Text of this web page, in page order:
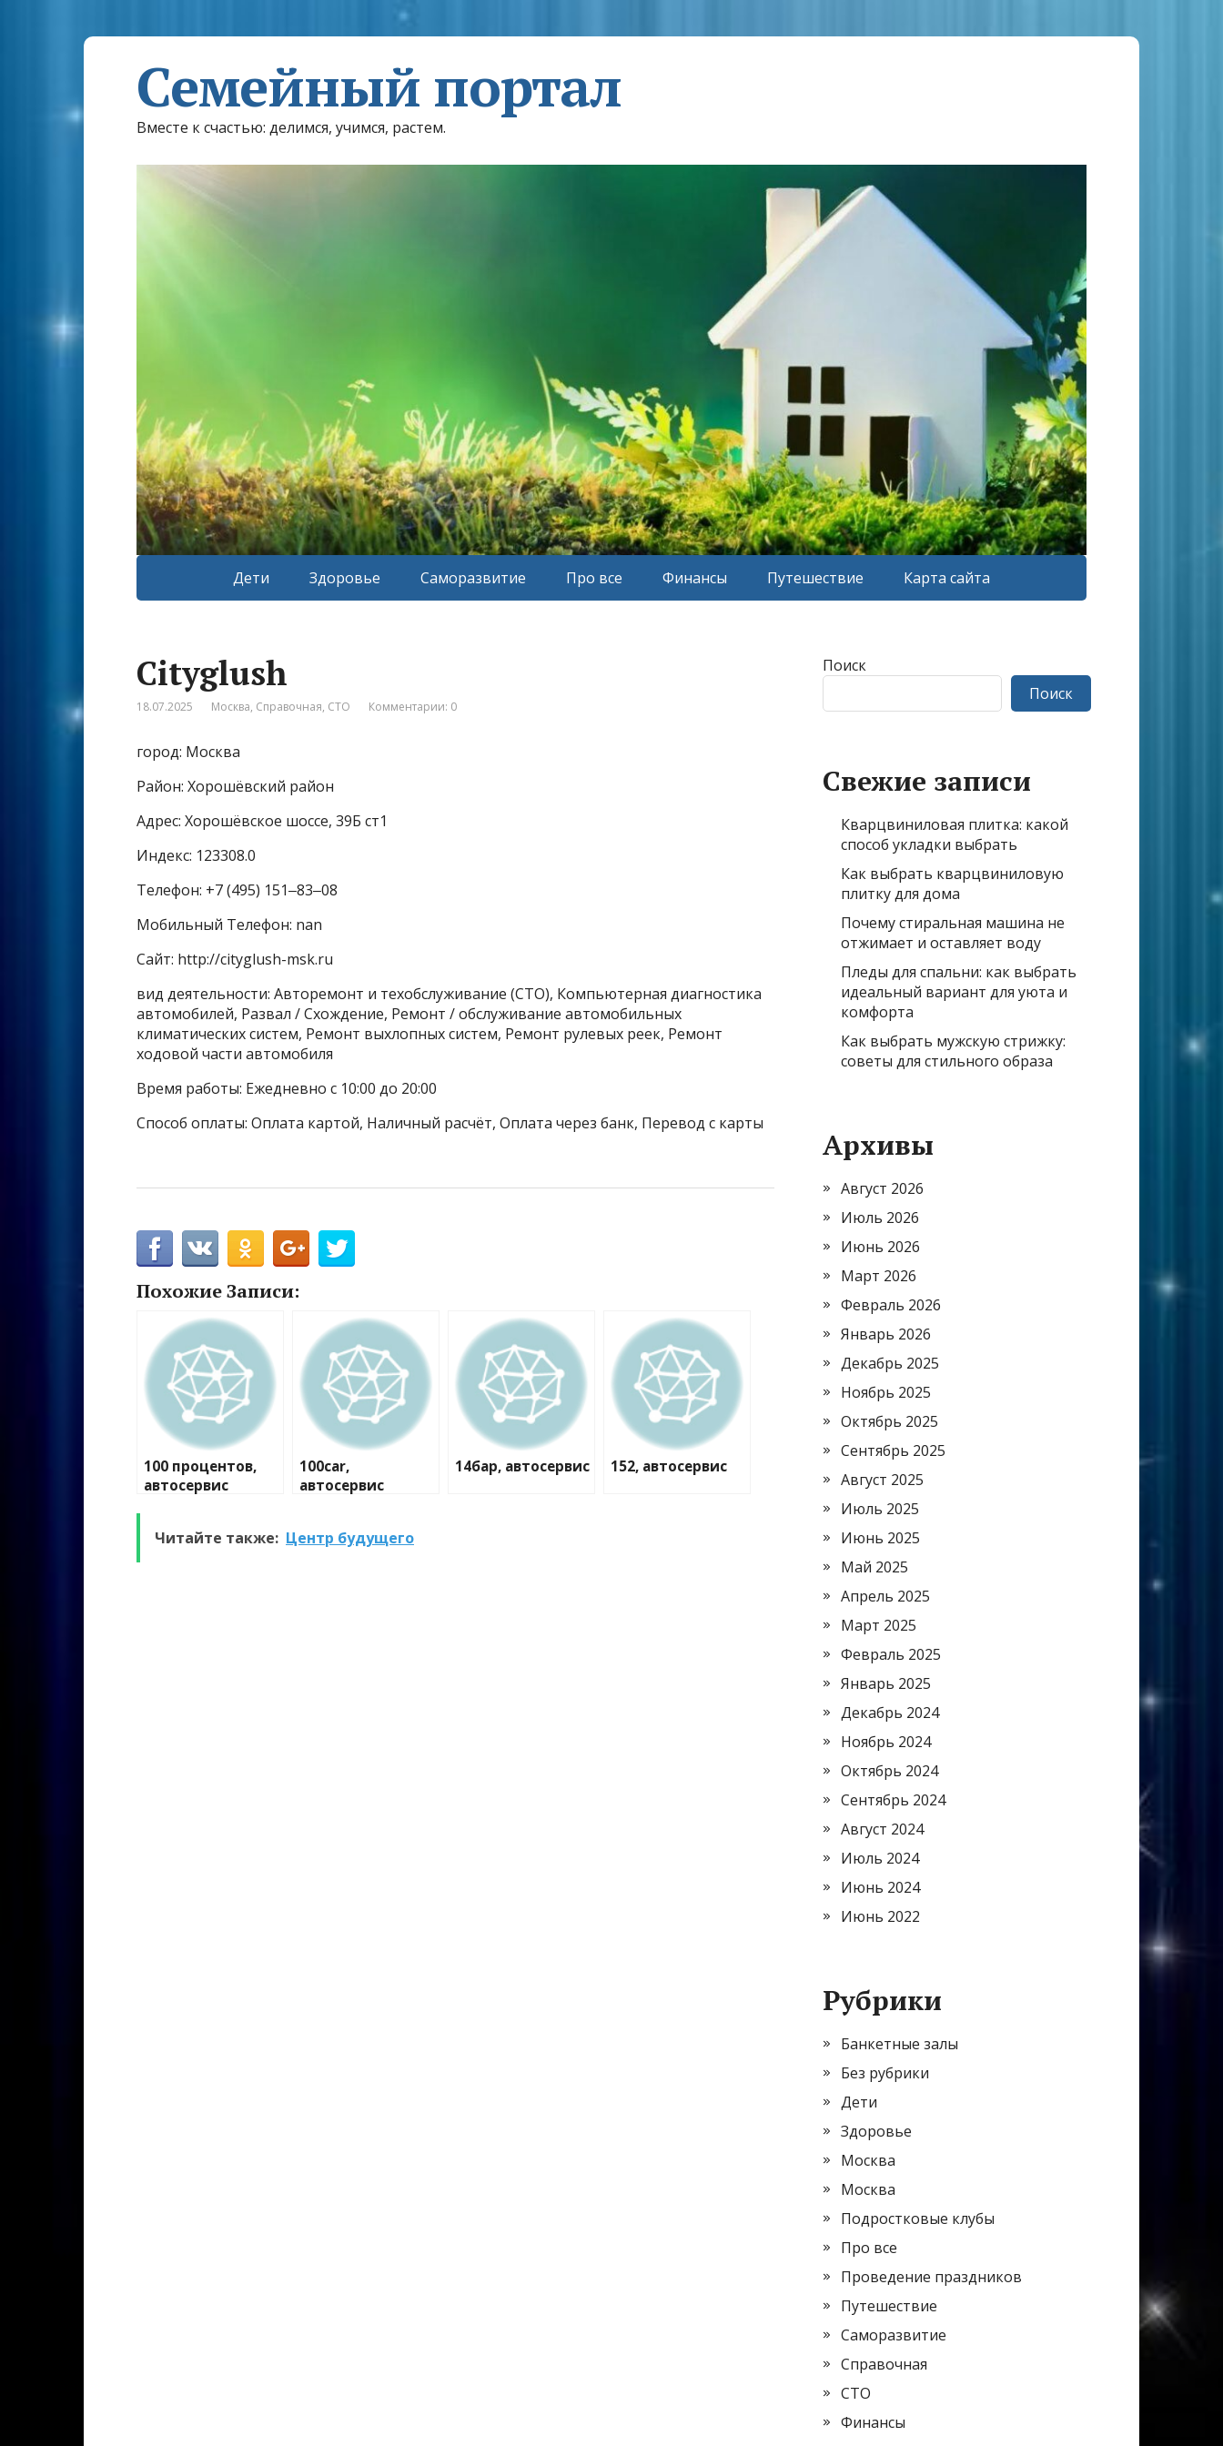
Семейный портал
Вместе к счастью: делимся, учимся, растем.
Дети Здоровье Саморазвитие Про все Финансы Путешествие Карта сайта
Cityglush
18.07.2025 Москва, Справочная, СТО Комментарии: 0
город: Москва
Район: Хорошёвский район
Адрес: Хорошёвское шоссе, 39Б ст1
Индекс: 123308.0
Телефон: +7 (495) 151‒83‒08
Мобильный Телефон: nan
Сайт: http://cityglush-msk.ru
вид деятельности: Авторемонт и техобслуживание (СТО), Компьютерная диагностика
автомобилей, Развал / Схождение, Ремонт / обслуживание автомобильных
климатических систем, Ремонт выхлопных систем, Ремонт рулевых реек, Ремонт
ходовой части автомобиля
Время работы: Ежедневно с 10:00 до 20:00
Способ оплаты: Оплата картой, Наличный расчёт, Оплата через банк, Перевод с карты
Похожие Записи:
100 процентов,
автосервис
100car,
автосервис
14бар, автосервис 152, автосервис
Читайте также: Центр будущего
Поиск
Поиск
Свежие записи
Кварцвиниловая плитка: какой
способ укладки выбрать
Как выбрать кварцвиниловую
плитку для дома
Почему стиральная машина не
отжимает и оставляет воду
Пледы для спальни: как выбрать
идеальный вариант для уюта и
комфорта
Как выбрать мужскую стрижку:
советы для стильного образа
Архивы
Август 2026
Июль 2026
Июнь 2026
Март 2026
Февраль 2026
Январь 2026
Декабрь 2025
Ноябрь 2025
Октябрь 2025
Сентябрь 2025
Август 2025
Июль 2025
Июнь 2025
Май 2025
Апрель 2025
Март 2025
Февраль 2025
Январь 2025
Декабрь 2024
Ноябрь 2024
Октябрь 2024
Сентябрь 2024
Август 2024
Июль 2024
Июнь 2024
Июнь 2022
Рубрики
Банкетные залы
Без рубрики
Дети
Здоровье
Москва
Москва
Подростковые клубы
Про все
Проведение праздников
Путешествие
Саморазвитие
Справочная
СТО
Финансы